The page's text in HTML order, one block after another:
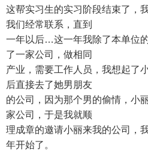
这帮实习生的实习阶段结束了，
我们经常联系，直到
一年以后…这一年我除了本单位
了一家公司，做相同
产业，需要工作人员，我想起了
后直接去了她男朋友
的公司，因为那个男的偷情，小
家公司，于是我就顺
理成章的邀请小丽来我的公司，
年开始了。